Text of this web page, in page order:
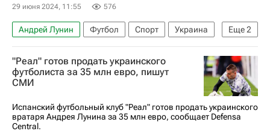
29 июня 2024, 11:55 576
Еще2
Андрей Лунин Футбол Спорт
Украина
Румыния
Боруссия (Дортмунд)
"Реал" готов продать украинского
футболиста за 35 млн евро, пишут
СМИ
Испанский футбольный клуб "Реал" готов продать украинского
вратаря Андрея Лунина за 35 млн евро, сообщает Defensa
Central.